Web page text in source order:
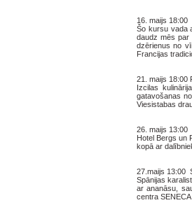
16. maijs
Šo kursu vada
daudz mēs par
dzērienus no
Francijas
21. maijs 18:00
Izcilas
gatavošanas
Viesistabas
26. maijs 13:00
Hotel Bergs un
kopā ar
27.maijs 13:00
Spānijas
ar ananāsu,
centra